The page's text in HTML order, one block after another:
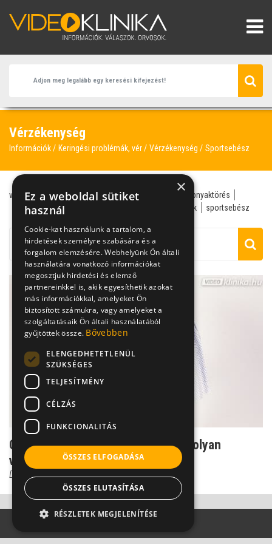
Vérzékenység
Információk Keringési problémák, vér Vérzékenység Sportsebész
vérzékenység hemofília agy anamnézis
combnyaktörés
neurológia
öröklődés sejtbank sportsebész
Combnyaktörés időskorban: ezért olyan
veszélyes!
Dr. Knoll Zsolt PhD
×
Ez a weboldal sütiket
használ
Cookie-kat használunk a tartalom, a
hirdetések személyre szabására és a
forgalom elemzésére. Webhelyünk Ön általi
használatára vonatkozó információkat
megosztjuk hirdetési és elemző
partnereinkkel is, akik egyesíthetik azokat
más információkkal, amelyeket Ön
biztosított számukra, vagy amelyeket a
szolgáltatásaik Ön általi használatából
gyűjtöttek össze. Bővebben
ELENGEDHETETLENÜL
SZÜKSÉGES
TELJESÍTMÉNY
CÉLZÁS
FUNKCIONALITÁS
ÖSSZES ELFOGADÁSA
ÖSSZES ELUTASÍTÁSA
RÉSZLETEK MEGJELENÍTÉSE